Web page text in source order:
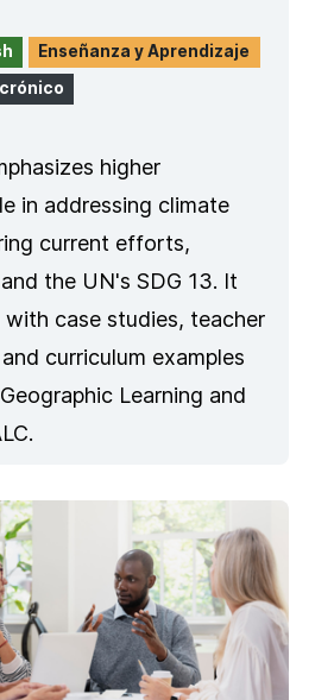
Enseñanza y Aprendizaje
higher
in addressing climate
current efforts,
the UN's SDG 13. It
with case studies, teacher
curriculum examples
Learning and